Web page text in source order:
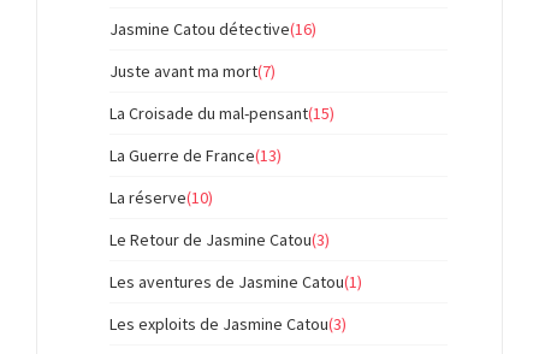
Jasmine Catou détective(16)
Juste avant ma mort(7)
La Croisade du mal-pensant(15)
La Guerre de France(13)
La réserve(10)
Le Retour de Jasmine Catou(3)
Les aventures de Jasmine Catou(1)
Les exploits de Jasmine Catou(3)